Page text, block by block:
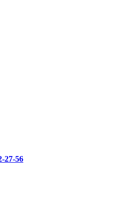
27-56